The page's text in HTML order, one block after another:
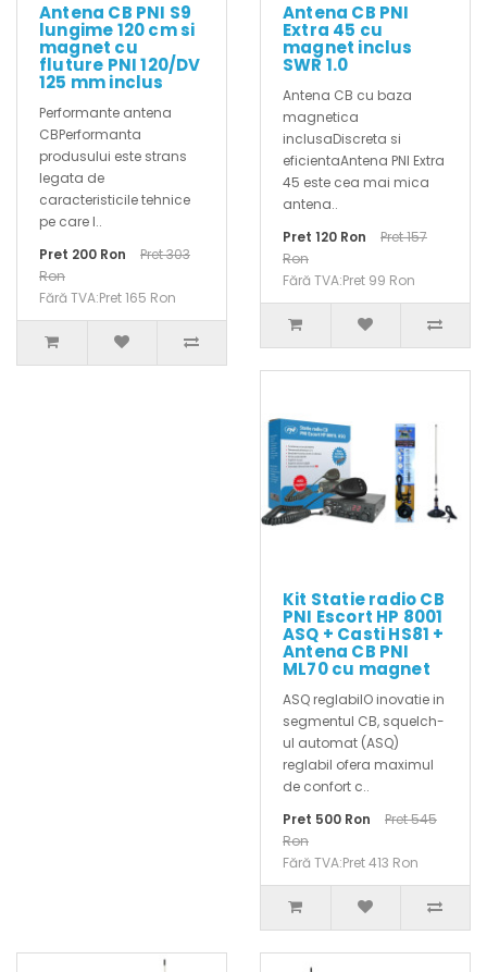
Antena CB PNI S9
lungime 120 cm si
magnet cu
fluture PNI 120/DV
125 mm inclus
Performante antena
CBPerformanta
produsului este strans
legata de
caracteristicile tehnice
pe care l..
Pret 200 Ron
Pret 303
Ron
Fără TVA:Pret 165 Ron
Antena CB PNI
Extra 45 cu
magnet inclus
SWR 1.0
Antena CB cu baza
magnetica
inclusaDiscreta si
eficientaAntena PNI Extra
45 este cea mai mica
antena..
Pret 120 Ron
Pret 157
Ron
Fără TVA:Pret 99 Ron
Kit Statie radio CB
PNI Escort HP 8001
ASQ + Casti HS81 +
Antena CB PNI
ML70 cu magnet
ASQ reglabilO inovatie in
segmentul CB, squelch-
ul automat (ASQ)
reglabil ofera maximul
de confort c..
Pret 500 Ron
Pret 545
Ron
Fără TVA:Pret 413 Ron